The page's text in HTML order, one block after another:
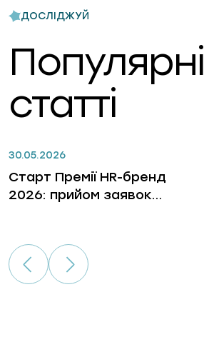
ДОСЛІДЖУЙ
Популярні
статті
30.05.2026
Старт Премії HR-бренд
2026: прийом заявок